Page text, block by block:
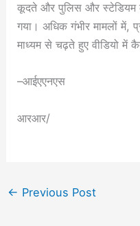
कूदते और पुलिस और स्टेडियम के
गया। अधिक गंभीर मामलों में,
माध्यम से चढ़ते हुए वीडियो में
–आईएएनएस
आरआर/
← Previous Post